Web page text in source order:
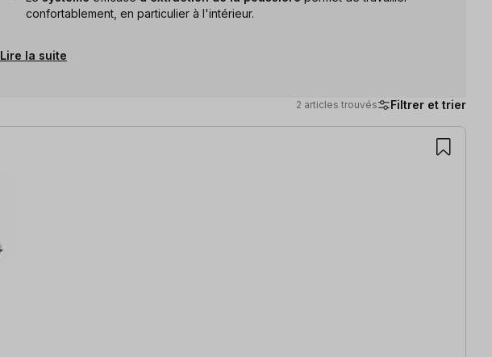
confortablement, en particulier à l'intérieur.
Lire la suite
2 articles trouvés Filtrer et trier